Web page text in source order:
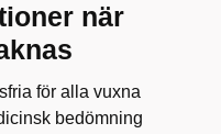
när
för alla vuxna
bedömning